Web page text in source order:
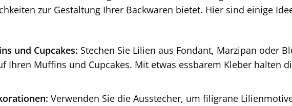
zur Gestaltung Ihrer Backwaren bietet. Hier sind einige
und Cupcakes: Stechen Sie Lilien aus Fondant, Marzipan oder
Ihren Muffins und Cupcakes. Mit etwas essbarem Kleber halten
Verwenden Sie die Ausstecher, um filigrane